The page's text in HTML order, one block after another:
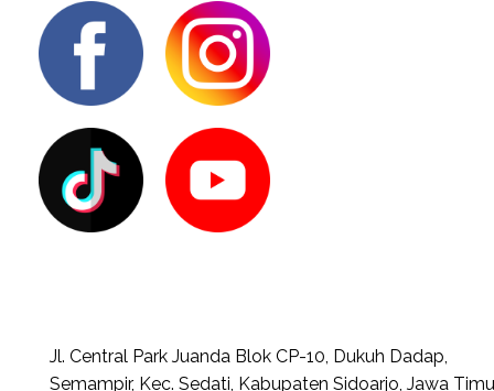
Jl. Central Park Juanda Blok CP-10, Dukuh Dadap,
Semampir, Kec. Sedati, Kabupaten Sidoarjo, Jawa